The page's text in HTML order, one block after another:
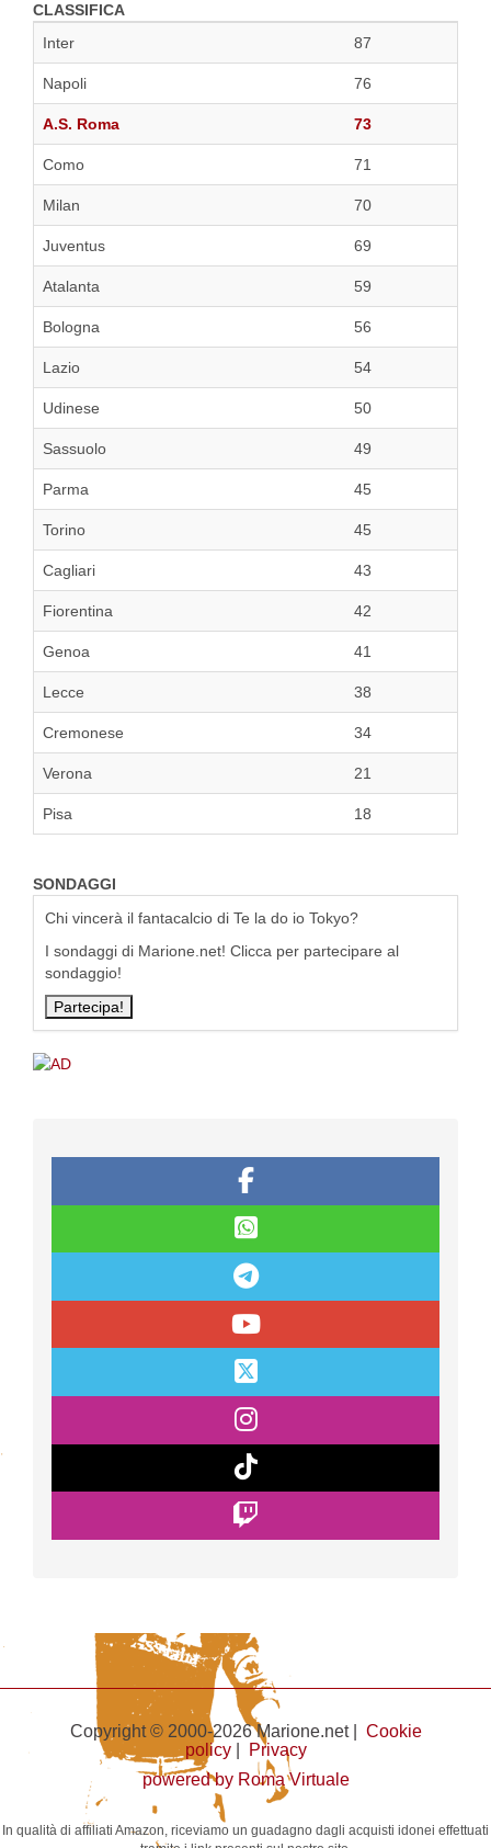
CLASSIFICA
Inter
87
Napoli 76
A.S. Roma 73
Como 71
Milan 70
Juventus 69
Atalanta 59
Bologna 56
Lazio 54
Udinese 50
Sassuolo 49
Parma 45
Torino 45
Cagliari 43
Fiorentina 42
Genoa 41
Lecce 38
Cremonese 34
Verona 21
Pisa 18
SONDAGGI
Chi vincerà il fantacalcio di Te la do io Tokyo?
I sondaggi di Marione.net! Clicca per partecipare al
sondaggio!
Copyright © 2000-2026 Marione.net | Cookie
policy|
Privacy
powered by Roma Virtuale
In qualità di affiliati Amazon, riceviamo un guadagno dagli acquisti idonei effettuati